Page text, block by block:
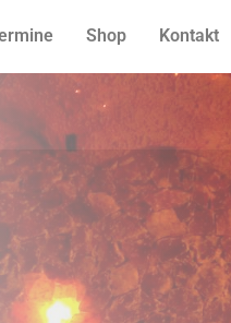
Shop Kontakt